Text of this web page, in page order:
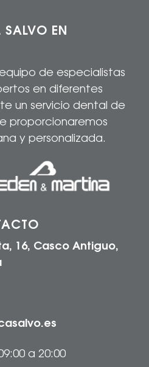
EN
de especialistas
en diferentes
un servicio dental de
proporcionaremos
y personalizada.
16, Casco Antiguo,
a 20:00